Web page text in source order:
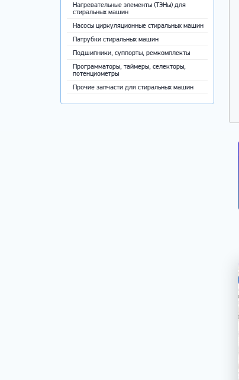
Нагревательные элементы (ТЭНы) для
стиральных машин
Насосы циркуляционные стиральных машин
Патрубки стиральных машин
Подшипники, суппорты, ремкомплекты
Программаторы, таймеры, селекторы,
потенциометры
Прочие запчасти для стиральных машин